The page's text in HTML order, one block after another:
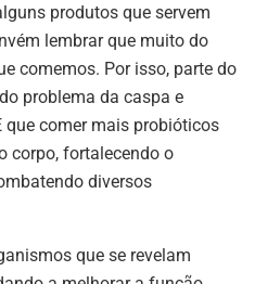
produtos que servem
lembrar que muito do
comemos. Por isso, parte do
problema da caspa e
que comer mais probióticos
corpo, fortalecendo o
diversos
que se revelam